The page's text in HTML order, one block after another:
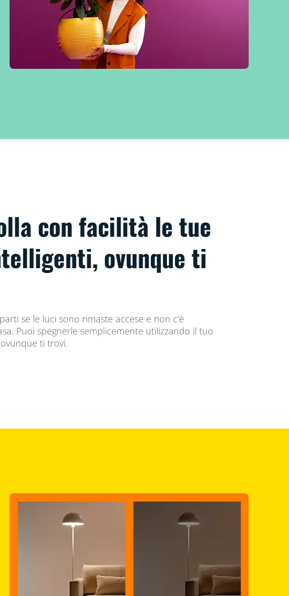
con facilità le tue
ovunque ti
se le luci sono rimaste accese e non c'è
Puoi spegnerle semplicemente utilizzando il tuo
ti trovi.